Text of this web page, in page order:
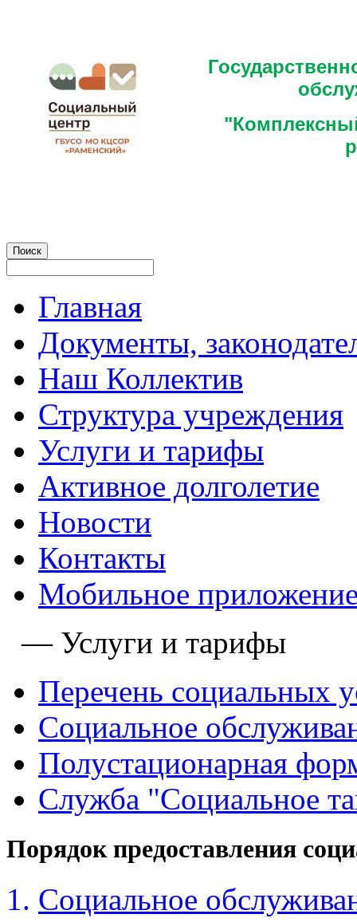
Главная
Документы,
Наш Коллектив
Структура учреждения
Услуги и тарифы
Активное долголетие
Новости
Контакты
Мобильное
— Услуги и тарифы
Перечень социальных
Социальное
Полустационарная
Служба "Социальное
Порядок предоставления
1. Социальное